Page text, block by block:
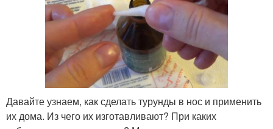
Давайте узнаем, как сделать турунды в нос и применить
их дома. Из чего их изготавливают? При каких